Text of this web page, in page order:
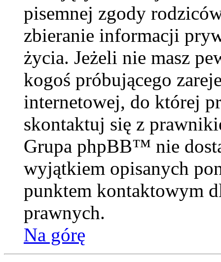
pisemnej zgody
zbieranie informacji
życia. Jeżeli nie masz
kogoś próbującego
internetowej, do której
skontaktuj się z
Grupa phpBB™ nie
wyjątkiem opisanych
punktem kontaktowym
prawnych.
Na górę